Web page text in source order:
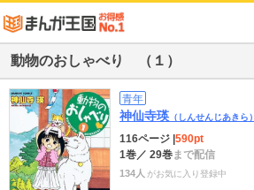
動物のおしゃべり （１）
青年
神仙寺瑛 （しんせんじあきら）
116ページ 590pt
1巻／ 29巻まで配信
134人 がお気に入り登録中